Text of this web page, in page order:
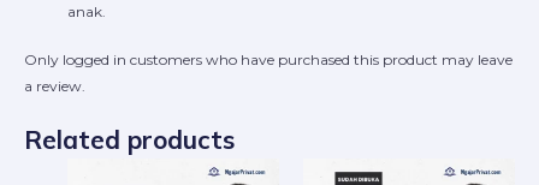
anak.
Only logged in customers who have purchased this product may leave
a review.
Related products
This
This